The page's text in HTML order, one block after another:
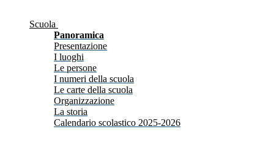
Scuola
Panoramica
Presentazione
I luoghi
Le persone
I numeri della scuola
Le carte della scuola
Organizzazione
La storia
Calendario scolastico 2025-2026